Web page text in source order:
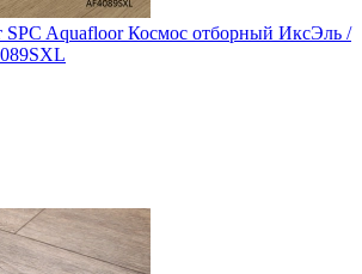
Aquafloor Космос отборный ИксЭль /